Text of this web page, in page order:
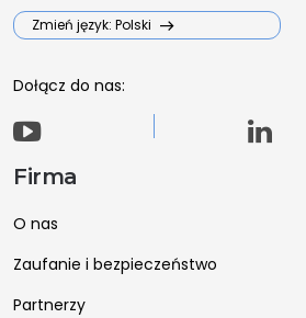
Zmień język: Polski
Dołącz do nas:
Firma
O nas
Zaufanie i bezpieczeństwo
Partnerzy